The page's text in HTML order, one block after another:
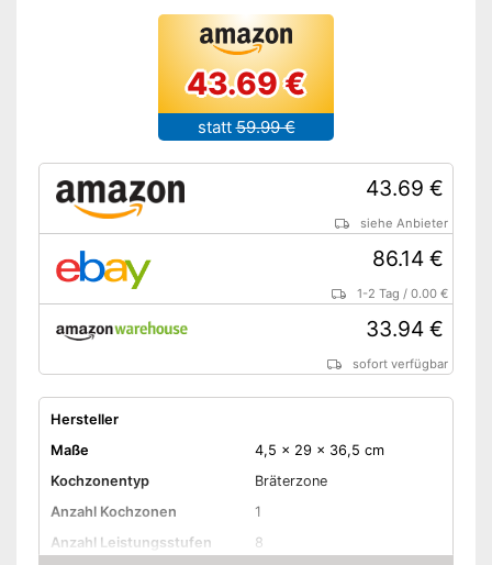
43.69 €
statt 59.99 €
43.69 €
siehe Anbieter
86.14 €
1-2 Tag /0.00 €
33.94 €
sofort verfügbar
Hersteller
Maße
4,5 x 29 x 36,5 cm
Kochzonentyp
Bräterzone
Anzahl Kochzonen
1
Anzahl Leistungsstufen
8